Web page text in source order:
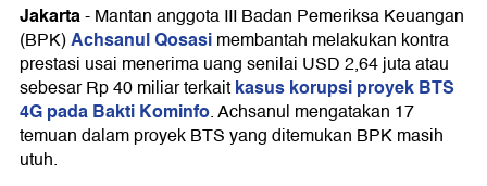
Jakarta-Mantan anggota III Badan Pemeriksa Keuangan
(BPK)Achsanul Qosasimembantah melakukan kontra
prestasi usai menerima uang senilai USD 2,64 juta atau
sebesar Rp 40 miliar terkaitkasus korupsi proyek BTS
4G pada Bakti Kominfo. Achsanul mengatakan 17
temuan dalam proyek BTS yang ditemukan BPK masih
utuh.